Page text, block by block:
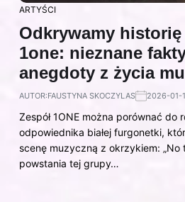
ARTYŚCI
Odkrywamy historię
1one: nieznane
anegdoty z życia
AUTOR:FAUSTYNA SKOCZYLAS 2026-01-
Zespół 1ONE można porównać do
odpowiednika białej furgonetki,
scenę muzyczną z okrzykiem: „No
powstania tej grupy…